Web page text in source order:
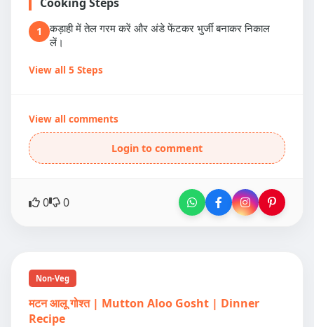
1
कड़ाही में तेल गरम करें और अंडे फेंटकर भुर्जी बनाकर निकाल
लें।
View all 5 Steps
View all comments
Login to comment
0 0
Non-Veg
मटन आलू गोश्त | Mutton Aloo Gosht | Dinner
Recipe